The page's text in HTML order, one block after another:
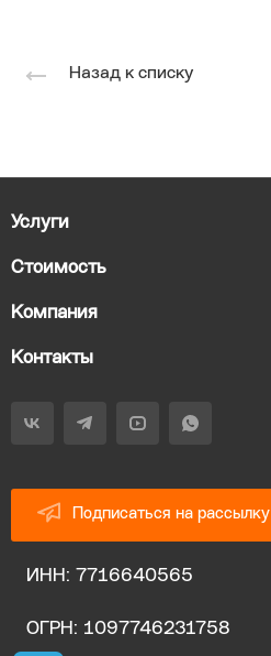
Назад к списку
Услуги
Стоимость
Компания
Контакты
Подписаться на рассылку
ИНН: 7716640565
ОГРН: 1097746231758